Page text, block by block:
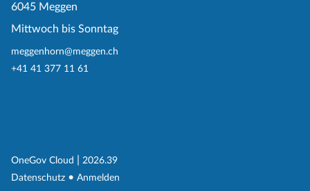
6045 Meggen
Mittwoch bis Sonntag
meggenhorn@meggen.ch
+41 41 377 11 61
OneGov Cloud (External Link)
2026.39
Datenschutz (External Link)
Anmelden